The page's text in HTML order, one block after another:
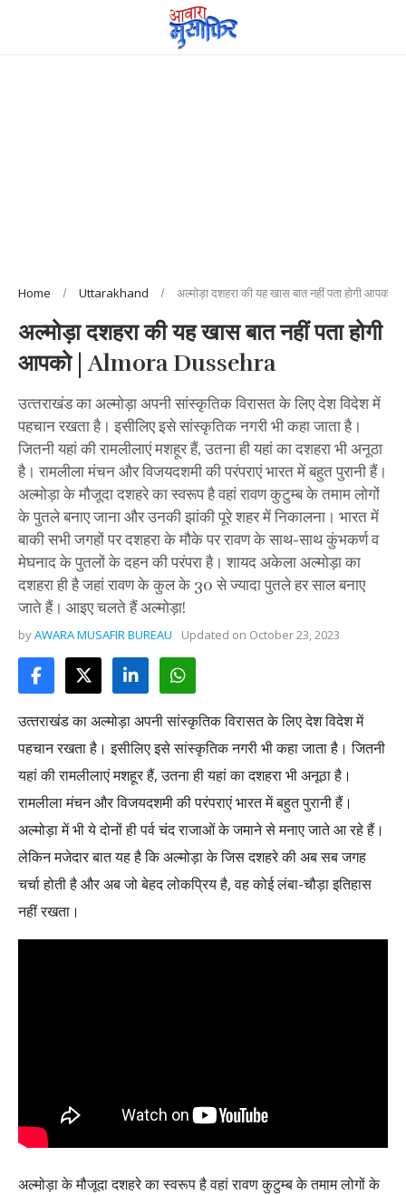
Home Uttarakhand अल्मोड़ा दशहरा की यह खास बात नहीं पता होगी
अल्मोड़ा दशहरा की यह खास बात नहीं पता होगी
आपको | Almora Dussehra
उत्‍तराखंड का अल्‍मोड़ा अपनी सांस्कृतिक विरासत के लिए देश विदेश में
पहचान रखता है। इसीलिए इसे सांस्कृतिक नगरी भी कहा जाता है।
जितनी यहां की रामलीलाएं मशहूर हैं, उतना ही यहां का दशहरा भी अनूठा
है। रामलीला मंचन और विजयदशमी की परंपराएं भारत में बहुत पुरानी हैं।
अल्मोड़ा के मौजूदा दशहरे का स्वरूप है वहां रावण कुटुम्ब के तमाम लोगों
के पुतले बनाए जाना और उनकी झांकी पूरे शहर में निकालना। भारत में
बाकी सभी जगहों पर दशहरा के मौके पर रावण के साथ-साथ कुंभकर्ण व
मेघनाद के पुतलों के दहन की परंपरा है। शायद अकेला अल्मोड़ा का
दशहरा ही है जहां रावण के कुल के 30 से ज्यादा पुतले हर साल बनाए
जाते हैं। आइए चलते हैं अल्मोड़ा!
byAWARA MUSAFIR BUREAU Updated on October 23, 2023
उत्‍तराखंड का अल्‍मोड़ा अपनी सांस्कृतिक विरासत के लिए देश विदेश में
पहचान रखता है। इसीलिए इसे सांस्कृतिक नगरी भी कहा जाता है। जितनी
यहां की रामलीलाएं मशहूर हैं, उतना ही यहां का दशहरा भी अनूठा है।
रामलीला मंचन और विजयदशमी की परंपराएं भारत में बहुत पुरानी हैं।
अल्मोड़ा में भी ये दोनों ही पर्व चंद राजाओं के जमाने से मनाए जाते आ रहे हैं।
लेकिन मजेदार बात यह है कि अल्मोड़ा के जिस दशहरे की अब सब जगह
चर्चा होती है और अब जो बेहद लोकप्रिय है, वह कोई लंबा-चौड़ा इतिहास
नहीं रखता।
अल्मोड़ा के मौजूदा दशहरे का स्वरूप है वहां रावण कुटुम्ब के तमाम लोगों के